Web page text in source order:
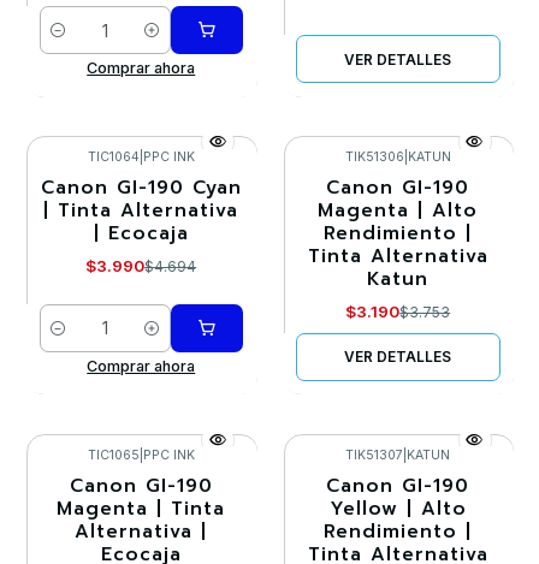
Cantidad
Comprar ahora
VER DETALLES
-15%
TIC1064 PPC INK
Canon GI-190 Cyan
| Tinta Alternativa
| Ecocaja
$3.990$4.694
Cantidad
Comprar ahora
-15%
Agotado
TIK51306 KATUN
Canon GI-190
Magenta | Alto
Rendimiento |
Tinta Alternativa
Katun
$3.190$3.753
VER DETALLES
-15%
TIC1065 PPC INK
Canon GI-190
Magenta | Tinta
Alternativa |
Ecocaja
-15%
Agotado
TIK51307 KATUN
Canon GI-190
Yellow | Alto
Rendimiento |
Tinta Alternativa